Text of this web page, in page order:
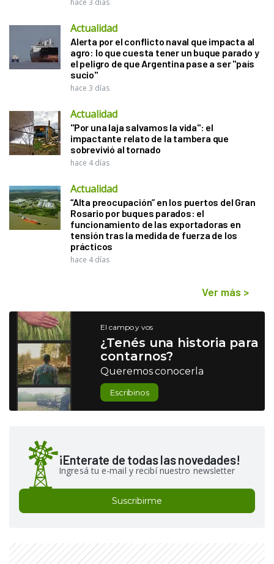
hace 3 días
Actualidad
Alerta por el conflicto naval que impacta al
agro: lo que cuesta tener un buque parado y
el peligro de que Argentina pase a ser "país
sucio"
hace 3 días
Actualidad
"Por una laja salvamos la vida": el
impactante relato de la tambera que
sobrevivió al tornado
hace 4 días
Actualidad
“Alta preocupación” en los puertos del Gran
Rosario por buques parados: el
funcionamiento de las exportadoras en
tensión tras la medida de fuerza de los
prácticos
hace 4 días
Ver más >
El campo y vos
¿Tenés una historia para
contarnos?
Queremos conocerla
Escribinos
¡Enterate de todas las novedades!
Ingresá tu e-mail y recibí nuestro newsletter
Suscribirme